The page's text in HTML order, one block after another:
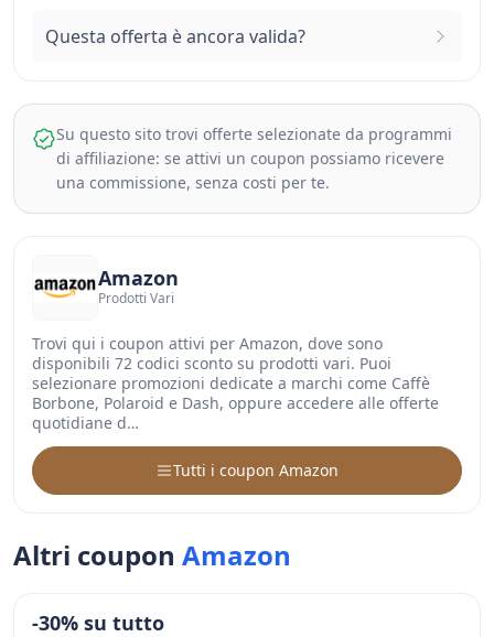
Questa offerta è ancora valida?
Su questo sito trovi offerte selezionate da programmi
di affiliazione: se attivi un coupon possiamo ricevere
una commissione, senza costi per te.
Amazon
Prodotti Vari
Trovi qui i coupon attivi per Amazon, dove sono
disponibili 72 codici sconto su prodotti vari. Puoi
selezionare promozioni dedicate a marchi come Caffè
Borbone, Polaroid e Dash, oppure accedere alle offerte
quotidiane d…
Tutti i coupon Amazon
Altri coupon Amazon
-30% su tutto